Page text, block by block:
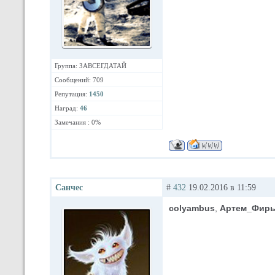
Группа: ЗАВСЕГДАТАЙ
Сообщений: 709
Репутация: 1450
Наград: 46
Замечания : 0%
Санчес # 432 19.02.2016 в 11:59
colyambus